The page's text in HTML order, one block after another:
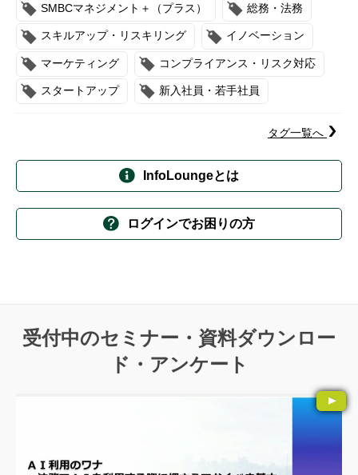
SMBCマネジメント＋（プラス） 総務・法務
スキルアップ・リスキリング イノベーション
マーケティング コンプライアンス・リスク対応
スタートアップ 新入社員・若手社員
タグ一覧へ
InfoLoungeとは
ログインでお困りの方
受付中のセミナー・資料ダウンロー
ド・アンケート